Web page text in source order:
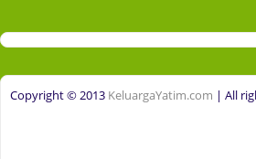
Copyright © 2013 KeluargaYatim.com | All